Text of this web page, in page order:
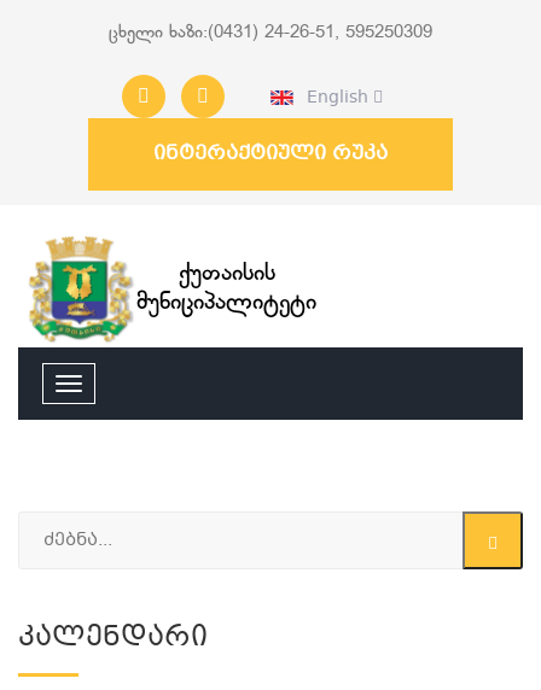
ცხელი ხაზი:(0431) 24-26-51, 595250309
English
ინტერაქტიული რუკა
ქუთაისის
მუნიციპალიტეტი
Კალენდარი